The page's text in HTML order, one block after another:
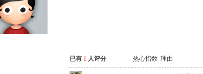
已有 1 人评分 热心指数 理由